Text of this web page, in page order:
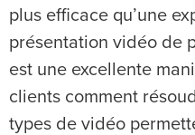
plus efficace qu’une
présentation vidéo de
est une excellente
clients comment
types de vidéo